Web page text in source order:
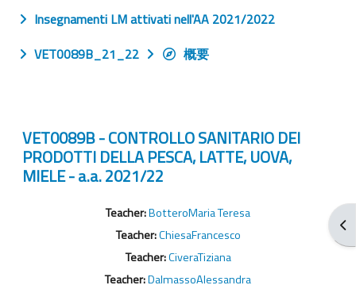
打
Insegnamenti LM attivati nell'AA 2021/2022
VET0089B_21_22
概要
VET0089B - CONTROLLO SANITARIO DEI
PRODOTTI DELLA PESCA, LATTE, UOVA,
MIELE - a.a. 2021/22
Teacher:BotteroMaria Teresa
Teacher:ChiesaFrancesco
Teacher:CiveraTiziana
Teacher:DalmassoAlessandra